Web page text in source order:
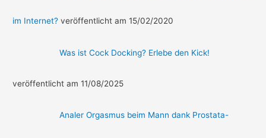
im Internet? veröffentlicht am 15/02/2020
Was ist Cock Docking? Erlebe den Kick!
veröffentlicht am 11/08/2025
Analer Orgasmus beim Mann dank Prostata-